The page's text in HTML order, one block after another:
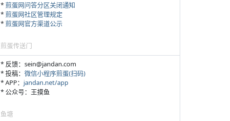
*煎蛋网问答分区关闭通知
*煎蛋网社区管理规定
*煎蛋网官方渠道公示
煎蛋传送门
* 反馈：sein@jandan.com
* 投稿： 微信小程序煎蛋(扫码)
* APP： jandan.net/app
* 公众号：王摸鱼
鱼塘